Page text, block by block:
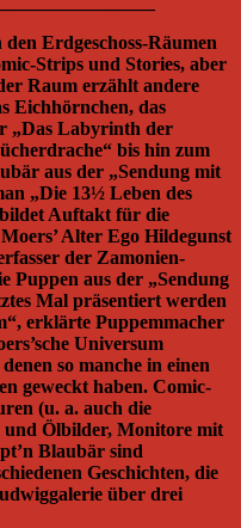
Erdgeschoss-Räumen
Strips und Stories, aber
Raum erzählt andere
Eichhörnchen, das
„Das Labyrinth der
bis hin zum
aus der „Sendung mit
„Die 13½ Leben des
Auftakt für die
Alter Ego Hildegunst
der Zamonien-
Puppen aus der „Sendung
Mal präsentiert werden
erklärte Puppemmacher
Universum
so manche in einen
geweckt haben. Comic-
(u. a. auch die
und Ölbilder, Monitore mit
Blaubär sind
Geschichten, die
über drei